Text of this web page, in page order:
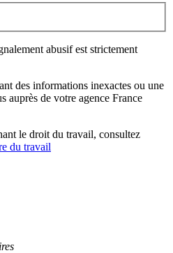
abusif est strictement
des informations inexactes ou une
auprès de votre agence France
le droit du travail, consultez
du travail